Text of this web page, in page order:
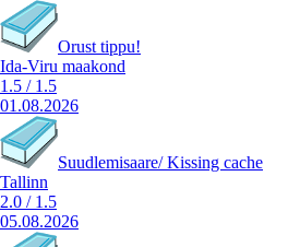
Orust tippu!
Ida-Viru maakond
1.5 / 1.5
01.08.2026
Suudlemisaare/ Kissing cache
Tallinn
2.0 / 1.5
05.08.2026